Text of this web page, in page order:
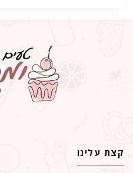
קצת עלינו